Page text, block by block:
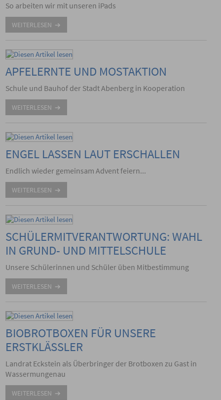
So arbeiten wir mit unseren iPads
WEITERLESEN
APFELERNTE UND MOSTAKTION
Schule und Bauhof der Stadt Abenberg in Kooperation
WEITERLESEN
ENGEL LASSEN LAUT ERSCHALLEN
Endlich wieder gemeinsam Advent feiern...
WEITERLESEN
SCHÜLERMITVERANTWORTUNG: WAHL
IN GRUND- UND MITTELSCHULE
Unsere Schülerinnen und Schüler üben Mitbestimmung
WEITERLESEN
BIOBROTBOXEN FÜR UNSERE
ERSTKLÄSSLER
Landrat Eckstein als Überbringer der Brotboxen zu Gast in
Wassermungenau
WEITERLESEN